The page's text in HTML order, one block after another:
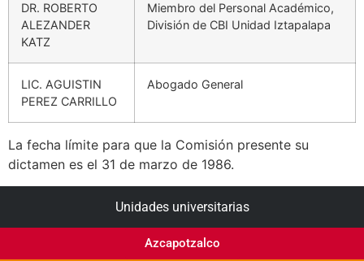
DR. ROBERTO
ALEZANDER
KATZ
Miembro del Personal Académico,
División de CBI Unidad Iztapalapa
LIC. AGUISTIN
PEREZ CARRILLO
Abogado General
La fecha límite para que la Comisión presente su
dictamen es el 31 de marzo de 1986.
Unidades universitarias
Azcapotzalco